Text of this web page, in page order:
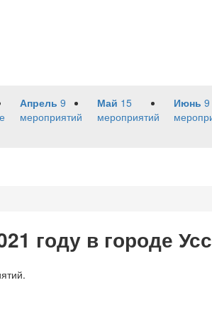
Апрель 9
мероприятий
Май 15
мероприятий
Июнь 9
году в городе